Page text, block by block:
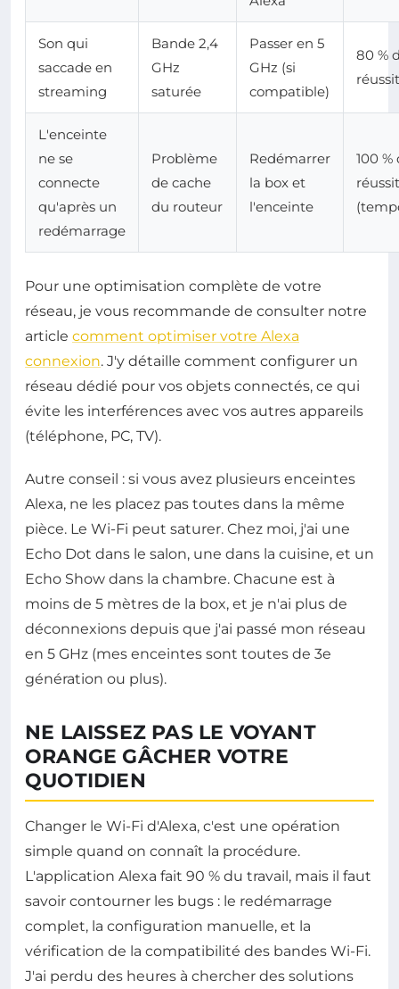
Son qui
saccade en
streaming
Bande 2,4
GHz
saturée
Passer en 5
GHz (si
compatible)
80 %
L'enceinte
ne se
connecte
qu'après un
redémarrage
Problème
de cache
du routeur
Redémarrer
la box et
l'enceinte
100 %
Pour une optimisation complète de votre
réseau, je vous recommande de consulter notre
article comment optimiser votre Alexa
connexion. J'y détaille comment configurer un
réseau dédié pour vos objets connectés, ce qui
évite les interférences avec vos autres appareils
(téléphone, PC, TV).
Autre conseil : si vous avez plusieurs enceintes
Alexa, ne les placez pas toutes dans la même
pièce. Le Wi-Fi peut saturer. Chez moi, j'ai une
Echo Dot dans le salon, une dans la cuisine, et un
Echo Show dans la chambre. Chacune est à
moins de 5 mètres de la box, et je n'ai plus de
déconnexions depuis que j'ai passé mon réseau
en 5 GHz (mes enceintes sont toutes de 3e
génération ou plus).
NE LAISSEZ PAS LE VOYANT
ORANGE GÂCHER VOTRE
QUOTIDIEN
Changer le Wi-Fi d'Alexa, c'est une opération
simple quand on connaît la procédure.
L'application Alexa fait 90 % du travail, mais il faut
savoir contourner les bugs : le redémarrage
complet, la configuration manuelle, et la
vérification de la compatibilité des bandes Wi-Fi.
J'ai perdu des heures à chercher des solutions